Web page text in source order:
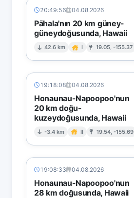
20:49:56 04.08.2026
Pāhala'nın 20 km güney-
güneydoğusunda, Hawaii
42.6 km I 19.05, -155.37
19:18:08 04.08.2026
Honaunau-Napoopoo'nun
20 km doğu-
kuzeydoğusunda, Hawaii
-3.4 km II 19.54, -155.69
19:08:33 04.08.2026
Honaunau-Napoopoo'nun
28 km doğusunda, Hawaii